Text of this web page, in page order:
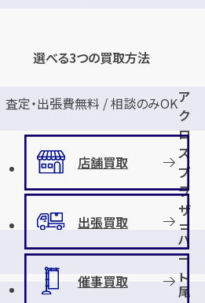
ア
ク
ロ
ス
プ
ラ
ザ
三
原
店
ハ
ー
ト
新
尾
選べる3つの買取方法
査定・出張費無料 / 相談のみOK
店舗買取
出張買取
催事買取